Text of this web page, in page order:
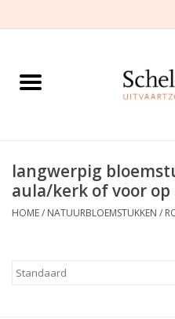
Home
Herinneringsjuwelen
Zijden Bloemstukken
langwerpig
aula/kerk of voor op
HOME/ NATUURBLOEMSTUKKEN /